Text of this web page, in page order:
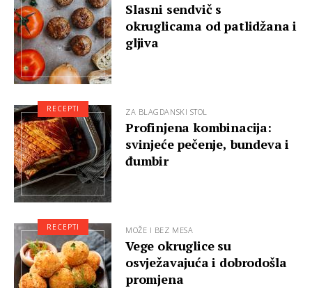
Slasni sendvič s
okruglicama od patlidžana i
gljiva
ZA BLAGDANSKI STOL
Profinjena kombinacija:
svinjeće pečenje, bundeva i
đumbir
RECEPTI
MOŽE I BEZ MESA
Vege okruglice su
osvježavajuća i dobrodošla
promjena
RECEPTI